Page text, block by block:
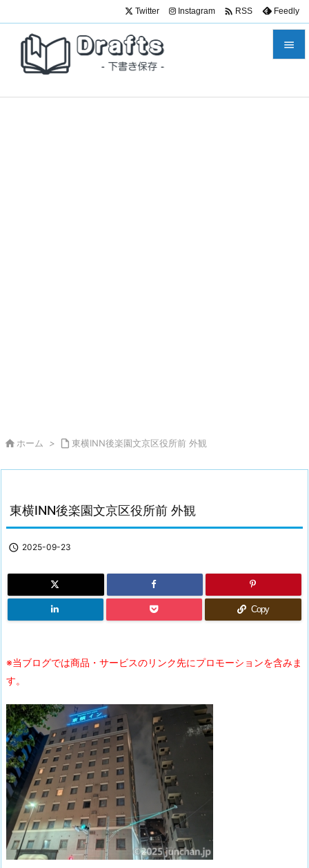

Twitter Instagram  RSS Feedly
 ホーム >  東横INN後楽園文京区役所前 外観
東横INN後楽園文京区役所前 外観
 2025-09-23
Copy
※当ブログでは商品・サービスのリンク先にプロモーションを含みま
す。